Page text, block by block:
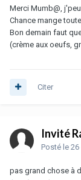
Merci Mumb@,
Chance mange
Bon demain faut
(crème aux oeufs,
Citer
Invité
Posté le
pas grand chose à